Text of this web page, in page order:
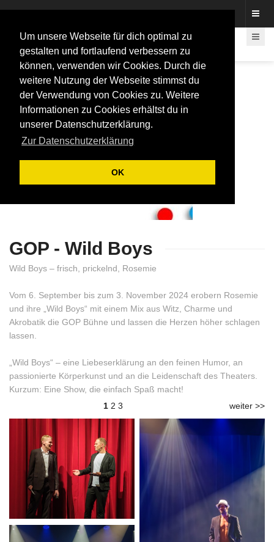
Um unsere Webseite für dich optimal zu
gestalten und fortlaufend verbessern zu
können, verwenden wir Cookies. Durch die
weitere Nutzung der Webseite stimmst du
der Verwendung von Cookies zu. Weitere
Informationen zu Cookies erhältst du in
unserer Datenschutzerklärung.
Zur Datenschutzerklärung
OK
GOP - Wild Boys
Wild Boys – frisch, prickelnd, Rosemie
Vom 6. September bis zum 3. November 2024 erobern Rosemie
und ihre „Wild Boys“ mit einem Mix aus Witz, Charme und
Akrobatik die GOP Bühne und lassen die Herzen höher schlagen
lassen.
„Wild Boys“ – eine Liebeserklärung an den feinen Humor, an
passionierte Körperkunst und an die Leidenschaft des Theaters.
Kurzum: Eine Show, die einfach Spaß macht!
1 2 3 weiter >>